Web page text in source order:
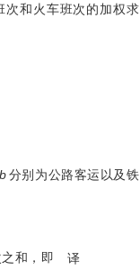
次和火车班次的加权求
b分别为公路客运以及铁
和，即 译